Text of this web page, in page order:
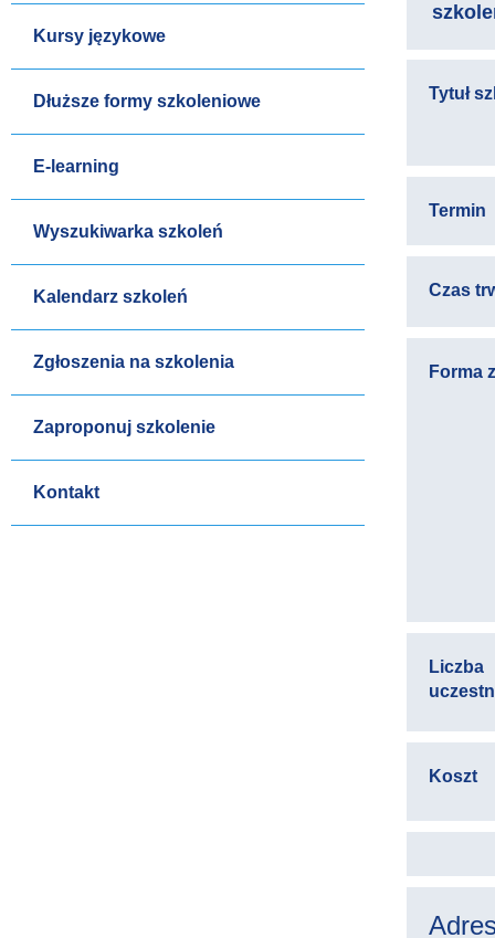
Kursy językowe
Dłuższe formy szkoleniowe
E-learning
Wyszukiwarka szkoleń
Kalendarz szkoleń
Zgłoszenia na szkolenia
Zaproponuj szkolenie
Kontakt
Tytuł
Termin
Czas
Forma
Liczba
Koszt